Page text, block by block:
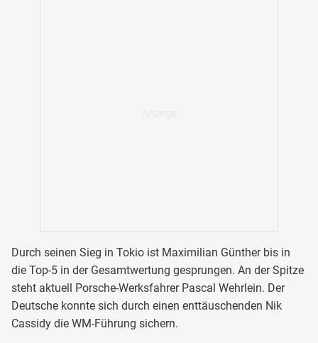
Durch seinen Sieg in Tokio ist Maximilian Günther bis in
die Top-5 in der Gesamtwertung gesprungen. An der Spitze
steht aktuell Porsche-Werksfahrer Pascal Wehrlein. Der
Deutsche konnte sich durch einen enttäuschenden Nik
Cassidy die WM-Führung sichern.